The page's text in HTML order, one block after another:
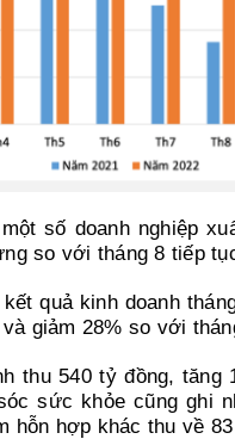
số doanh nghiệp
so với tháng 8 tiếp
quả kinh doanh
giảm 28% so với
thu 540 tỷ đồng,
sức khỏe cũng ghi
hỗn hợp khác thu về